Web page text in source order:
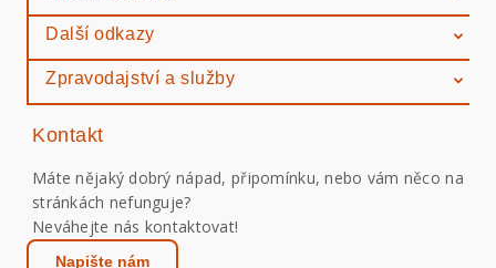
Další odkazy
Zpravodajství a služby
Kontakt
Máte nějaký dobrý nápad, připomínku, nebo vám něco na
stránkách nefunguje?
Neváhejte nás kontaktovat!
Napište nám